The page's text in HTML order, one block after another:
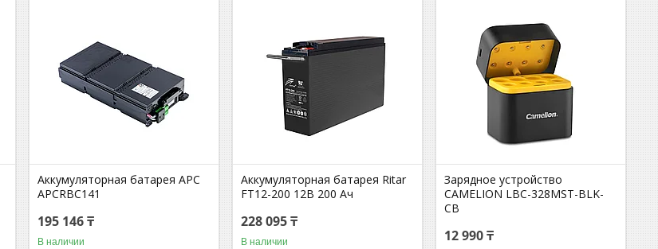
Аккумуляторная батарея APC
APCRBC141
195 146 ₸
В наличии
Аккумуляторная батарея Ritar
FT12-200 12В 200 Ач
228 095 ₸
В наличии
Зарядное устройство
CAMELION LBC-328MST-BLK-
CB
12 990 ₸